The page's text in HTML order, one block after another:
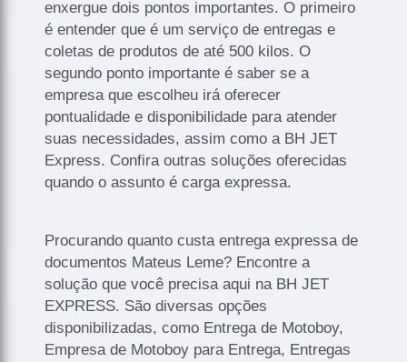
enxergue dois pontos importantes. O primeiro
é entender que é um serviço de entregas e
coletas de produtos de até 500 kilos. O
segundo ponto importante é saber se a
empresa que escolheu irá oferecer
pontualidade e disponibilidade para atender
suas necessidades, assim como a BH JET
Express. Confira outras soluções oferecidas
quando o assunto é carga expressa.
Procurando quanto custa entrega expressa de
documentos Mateus Leme? Encontre a
solução que você precisa aqui na BH JET
EXPRESS. São diversas opções
disponibilizadas, como Entrega de Motoboy,
Empresa de Motoboy para Entrega, Entregas